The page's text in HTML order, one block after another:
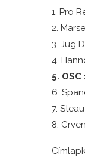
1. Pro
2.
3. Jug
4.
5. OSC
6.
7.
8.